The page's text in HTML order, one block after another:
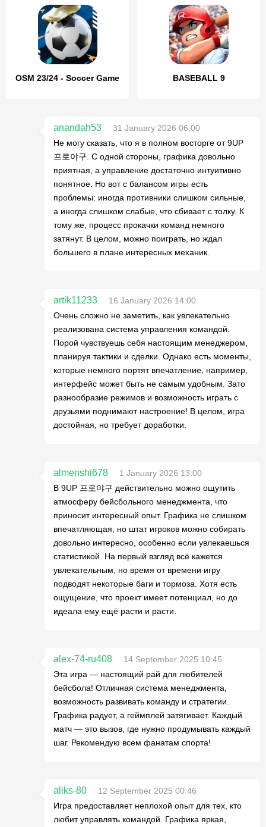
OSM 23/24 - Soccer Game BASEBALL 9
anandah53
31 January 2026 06:00
Не могу сказать, что я в полном восторге от 9UP
프로야구. С одной стороны, графика довольно
приятная, а управление достаточно интуитивно
понятное. Но вот с балансом игры есть
проблемы: иногда противники слишком сильные,
а иногда слишком слабые, что сбивает с толку. К
тому же, процесс прокачки команд немного
затянут. В целом, можно поиграть, но ждал
большего в плане интересных механик.
artik11233
16 January 2026 14:00
Очень сложно не заметить, как увлекательно
реализована система управления командой.
Порой чувствуешь себя настоящим менеджером,
планируя тактики и сделки. Однако есть моменты,
которые немного портят впечатление, например,
интерфейс может быть не самым удобным. Зато
разнообразие режимов и возможность играть с
друзьями поднимают настроение! В целом, игра
достойная, но требует доработки.
almenshi678
1 January 2026 13:00
В 9UP 프로야구 действительно можно ощутить
атмосферу бейсбольного менеджмента, что
приносит интересный опыт. Графика не слишком
впечатляющая, но штат игроков можно собирать
довольно интересно, особенно если увлекаешься
статистикой. На первый взгляд всё кажется
увлекательным, но время от времени игру
подводят некоторые баги и тормоза. Хотя есть
ощущение, что проект имеет потенциал, но до
идеала ему ещё расти и расти.
alex-74-ru408
14 September 2025 10:45
Эта игра — настоящий рай для любителей
бейсбола! Отличная система менеджмента,
возможность развивать команду и стратегии.
Графика радует, а геймплей затягивает. Каждый
матч — это вызов, где нужно продумывать каждый
шаг. Рекомендую всем фанатам спорта!
aliks-80
12 September 2025 00:46
Игра предоставляет неплохой опыт для тех, кто
любит управлять командой. Графика яркая,